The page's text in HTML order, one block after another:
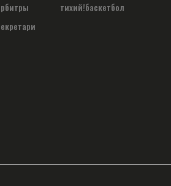
тихий!баскетбол